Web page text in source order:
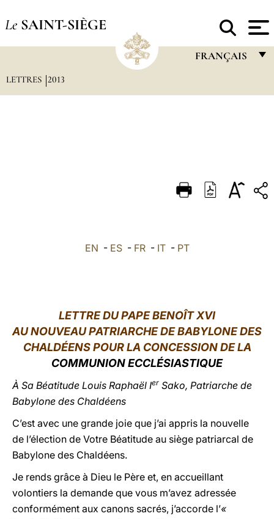
Le SAINT-SIÈGE
FRANÇAIS
DEUTSCH
LETTRES 2013
EN - ES- FR- IT- PT
LETTRE DU PAPE BENOÎT XVI
AU NOUVEAU PATRIARCHE DE BABYLONE DES
CHALDÉENS POUR LA CONCESSION DE LA
COMMUNION ECCLÉSIASTIQUE
À Sa Béatitude Louis Raphaël Ier Sako, Patriarche de
Babylone des Chaldéens
C’est avec une grande joie que j’ai appris la nouvelle
de l’élection de Votre Béatitude au siège patriarcal de
Babylone des Chaldéens.
Je rends grâce à Dieu le Père et, en accueillant
volontiers la demande que vous m’avez adressée
conformément aux canons sacrés, j’accorde l’«